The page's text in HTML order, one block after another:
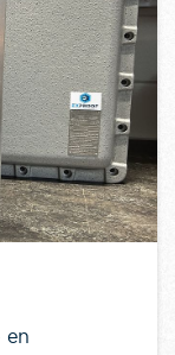
en